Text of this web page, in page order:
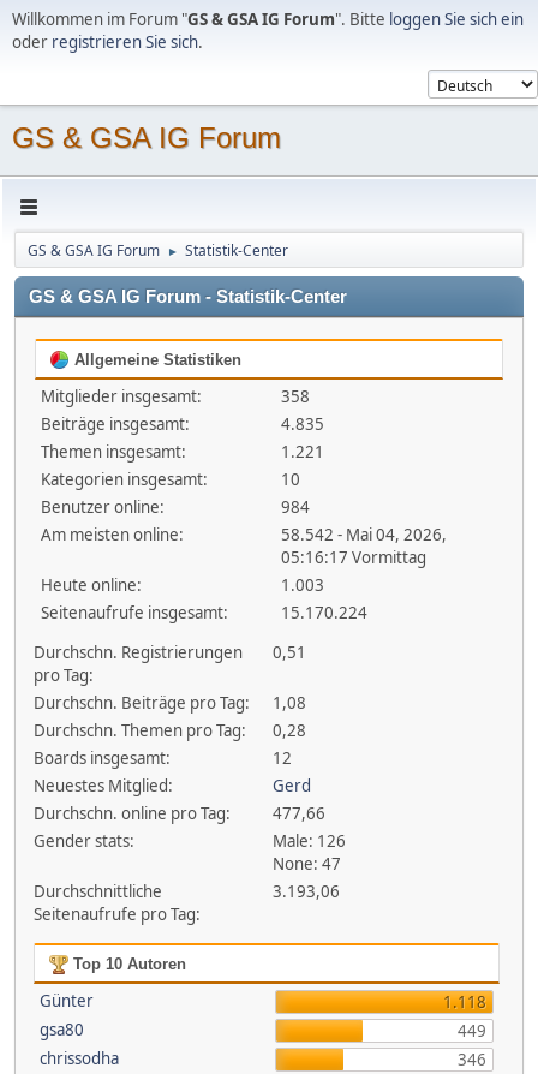
Willkommen im Forum "GS & GSA IG Forum". Bitte loggen Sie sich ein
oder registrieren Sie sich.
GS & GSA IG Forum
GS & GSA IG Forum ► Statistik-Center
GS & GSA IG Forum - Statistik-Center
Allgemeine Statistiken
Mitglieder insgesamt:
358
Beiträge insgesamt:
4.835
Themen insgesamt:
1.221
Kategorien insgesamt:
10
Benutzer online:
984
Am meisten online:
58.542 - Mai 04, 2026,
05:16:17 Vormittag
Heute online:
1.003
Seitenaufrufe insgesamt:
15.170.224
Durchschn. Registrierungen
pro Tag:
0,51
Durchschn. Beiträge pro Tag:
1,08
Durchschn. Themen pro Tag:
0,28
Boards insgesamt:
12
Neuestes Mitglied:
Gerd
Durchschn. online pro Tag:
477,66
Gender stats:
Male: 126
None: 47
Durchschnittliche
Seitenaufrufe pro Tag:
3.193,06
Top 10 Autoren
Günter
1.118
gsa80
449
chrissodha
346